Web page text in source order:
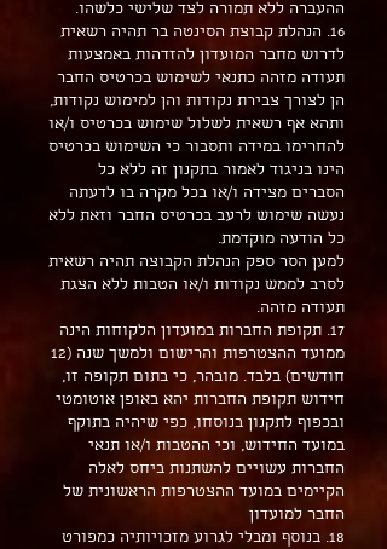
ההעברה ללא תמורה לצד שלישי כלשהו.
16. הנהלת קבוצת הסינטה בר תהיה רשאית
לדרוש מחבר המועדון להזדהות באמצעות
תעודה מזהה כתנאי לשימוש בכרטיס החבר
הן לצורך צבירת נקודות והן למימוש נקודות,
ותהא אף רשאית לשלול שימוש בכרטיס ו/או
להחרימו במידה ותסבור כי השימוש בכרטיס
הינו בניגוד לאמור בתקנון זה ללא כל
הסברים מצידה ו/או בכל מקרה בו לדעתה
נעשה שימוש לרעב בכרטיס החבר וזאת ללא
כל הודעה מוקדמת.
למען הסר ספק הנהלת הקבוצה תהיה רשאית
לסרב לממש נקודות ו/או הטבות ללא הצגת
תעודה מזהה.
17. תקופת החברות במועדון הלקוחות הינה
ממועד ההצטרפות והרישום ולמשך שנה (12
חודשים) בלבד. מובהר, כי בתום תקופה זו,
חידוש תקופת החברות יהא באופן אוטומטי
ובכפוף לתקנון בנוסחו, כפי שיהיה בתוקף
במועד החידוש, וכי ההטבות ו/או תנאי
החברות עשויים להשתנות ביחס לאלה
הקיימים במועד ההצטרפות הראשונית של
החבר למועדון
18. בנוסף ומבלי לגרוע מזכויותיה כמפורט